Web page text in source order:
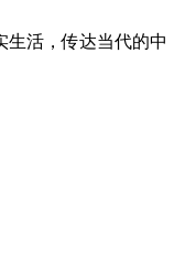
活，传达当代的中